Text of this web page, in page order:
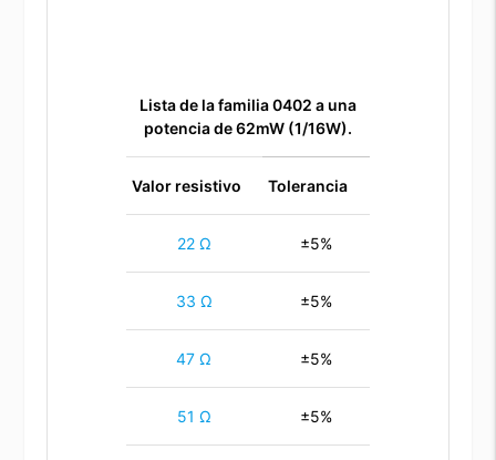
Lista de la familia 0402 a una
potencia de 62mW (1/16W).
Valor resistivo Tolerancia
22 Ω ±5%
33 Ω ±5%
47 Ω ±5%
51 Ω ±5%